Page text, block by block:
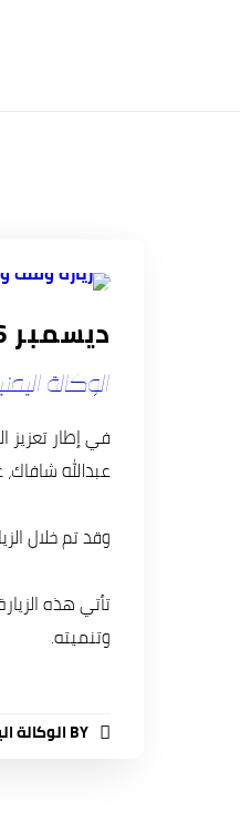
ديسمبر 16, 2024
الوكالة
في إطار تعزيز
عبدالله
وقد تم خلال
تأتي هذه
وتنميته.
BYالوكالة